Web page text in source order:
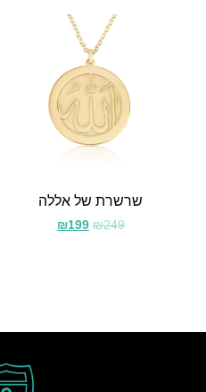
שרשרת של אללה
₪249
₪199